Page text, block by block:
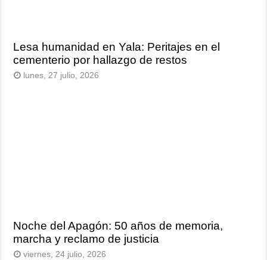
Lesa humanidad en Yala: Peritajes en el
cementerio por hallazgo de restos
lunes, 27 julio, 2026
Noche del Apagón: 50 años de memoria,
marcha y reclamo de justicia
viernes, 24 julio, 2026